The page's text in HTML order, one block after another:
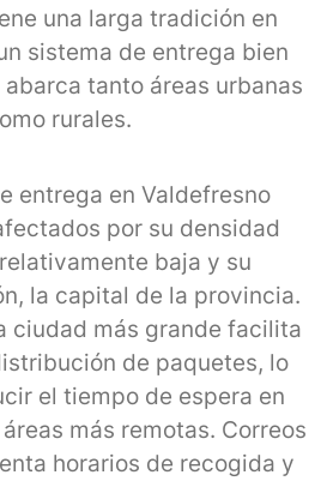
una larga tradición en
sistema de entrega bien
tanto áreas urbanas
rurales.
entrega en Valdefresno
por su densidad
baja y su
la capital de la provincia.
ciudad más grande facilita
de paquetes, lo
el tiempo de espera en
más remotas. Correos
horarios de recogida y